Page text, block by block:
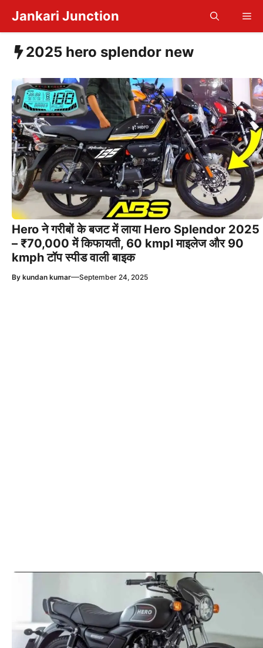
content
Jankari Junction
2025 hero splendor new
Hero ने गरीबों के बजट में लाया Hero Splendor 2025
– ₹70,000 में किफायती, 60 kmpl माइलेज और 90
kmph टॉप स्पीड वाली बाइक
By kundan kumar—September 24, 2025